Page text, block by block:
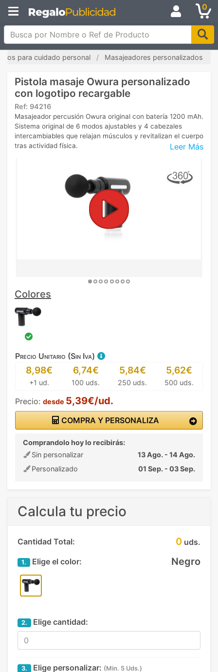
0
Busca por Nombre o Ref de Producto
para cuidado personal Masajeadores personalizados
Pistola masaje Owura personalizado
con logotipo recargable
Ref: 94216
Leer Más
Masajeador percusión Owura original con batería 1200 mAh.
Sistema original de 6 modos ajustables y 4 cabezales
intercambiables que relajan músculos y revitalizan el cuerpo
tras actividad física.
Colores
Precio Unitario (Sin Iva)
8,98€
+1 ud.
6,74€
100 uds.
5,84€
250 uds.
5,62€
500 uds.
Precio: desde 5,39€/ud.
COMPRA Y PERSONALIZA
Comprandolo hoy lo recibirás:
Sin personalizar
13 Ago. - 14 Ago.
Personalizado
01 Sep. - 03 Sep.
Calcula tu precio
Cantidad Total: 0 uds.
1. Elige el color: Negro
2. Elige cantidad:
3. Elige personalizar: (Min. 5 Uds.)